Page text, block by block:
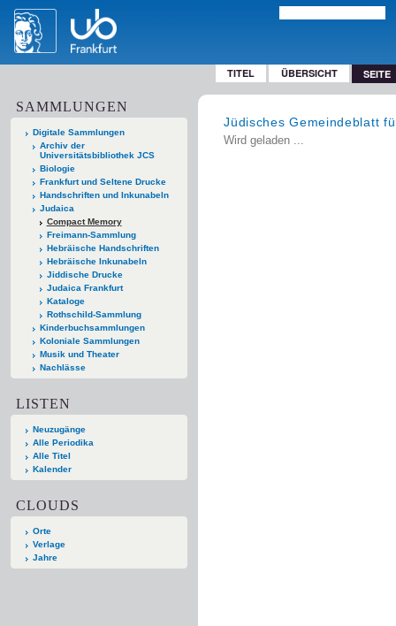
TITEL ÜBERSICHT SEITE
SAMMLUNGEN
Digitale Sammlungen
Archiv der
Universitätsbibliothek JCS
Biologie
Frankfurt und Seltene Drucke
Handschriften und Inkunabeln
Judaica
Compact Memory
Freimann-Sammlung
Hebräische Handschriften
Hebräische Inkunabeln
Jiddische Drucke
Judaica Frankfurt
Kataloge
Rothschild-Sammlung
Kinderbuchsammlungen
Koloniale Sammlungen
Musik und Theater
Nachlässe
LISTEN
Neuzugänge
Alle Periodika
Alle Titel
Kalender
CLOUDS
Orte
Verlage
Jahre
Jüdisches Gemeindeblatt
Wird geladen ...